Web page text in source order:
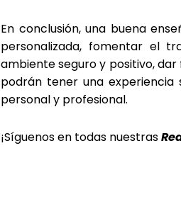
En conclusión, una buena
personalizada, fomentar el
ambiente seguro y positivo,
podrán tener una
personal y profesional.
¡Síguenos en todas nuestras